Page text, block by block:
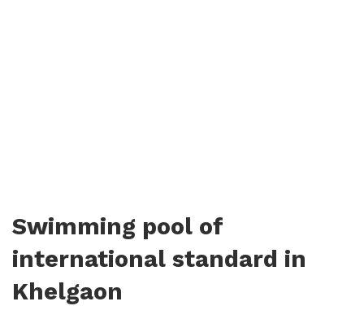
Swimming pool of
international standard in
Khelgaon